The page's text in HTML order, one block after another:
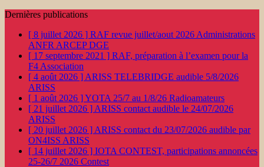
Dernières publications
[ 8 juillet 2026 ] RAF revue juillet/aout 2026 Administrations
ANFR ARCEP DGE
[ 17 septembre 2021 ] RAF, préparation à l’examen pour la
F4 Association
[ 4 août 2026 ] ARISS TELEBRIDGE audible 5/8/2026
ARISS
[ 1 août 2026 ]YOTA 25/7 au 1/8/26 Radioamateurs
[ 21 juillet 2026 ] ARISS contact audible le 24/07/2026
ARISS
[ 20 juillet 2026 ] ARISS contact du 23/07/2026 audible par
ON4ISS ARISS
[ 14 juillet 2026 ] IOTA CONTEST, participations annoncées
25-26/7 2026 Contest